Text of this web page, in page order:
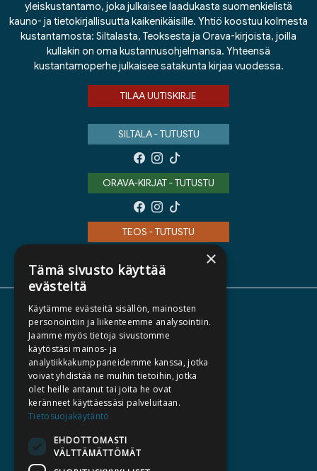
yleiskustantamo, joka julkaisee laadukasta suomenkielistä
kauno- ja tietokirjallisuutta kaikenikäisille. Yhtiö koostuu kolmesta
kustantamosta: Siltalasta, Teoksesta ja Orava-kirjoista, joilla
kullakin on oma kustannusohjelmansa. Yhteensä
kustantamoperhe julkaisee satakunta kirjaa vuodessa.
TILAA UUTISKIRJE
SILTALA - TUTUSTU
ORAVA-KIRJAT - TUTUSTU
TEOS - TUTUSTU
TIETOA MEISTÄ
TEKIJÄT
KATALOGIT
AJANKOHTAISTA
HALUATKO KIRJAILIJAKSI
KIRJA TILAUSTYÖNÄ
MEDIALLE
×
Tämä sivusto käyttää
evästeitä
Käytämme evästeitä sisällön, mainosten
personointiin ja liikenteemme analysointiin.
Jaamme myös tietoja sivustomme
käytöstäsi mainos- ja
analytiikkakumppaneidemme kanssa, jotka
voivat yhdistää ne muihin tietoihin, jotka
olet heille antanut tai joita he ovat
keränneet käyttäessäsi palveluitaan.
Tietosuojakäytäntö
EHDOTTOMASTI
VÄLTTÄMÄTTÖMÄT